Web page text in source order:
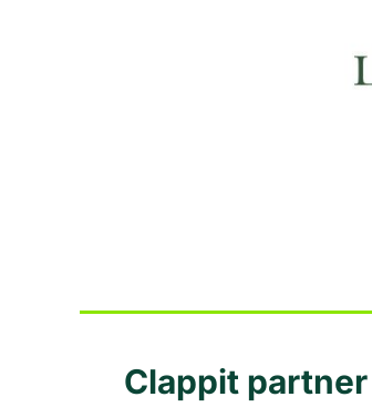
Clappit partner